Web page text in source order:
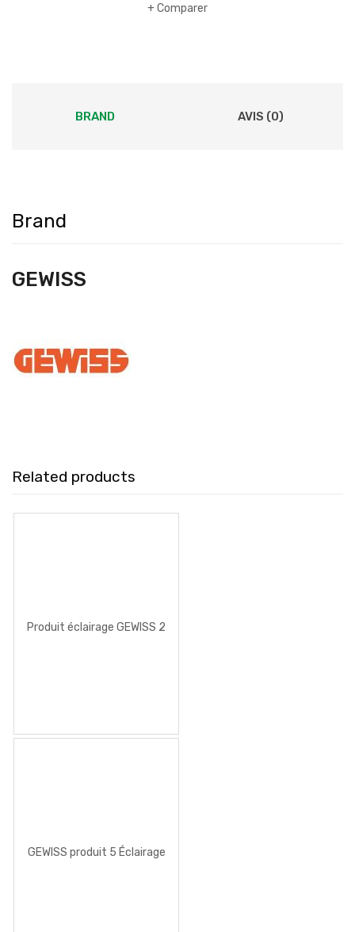
Comparer
BRAND AVIS (0)
Brand
GEWISS
Related products
Produit éclairage GEWISS 2
GEWISS produit 5 Éclairage